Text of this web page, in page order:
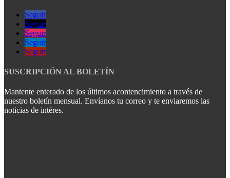
Seguir
Seguir
Seguir
Seguir
Seguir
SUSCRIPCIÓN AL BOLETÍN
Mantente enterado de los últimos acontencimiento a través de
nuestro boletín mensual. Envíanos tu correo y te enviaremos las
noticias de intéres.